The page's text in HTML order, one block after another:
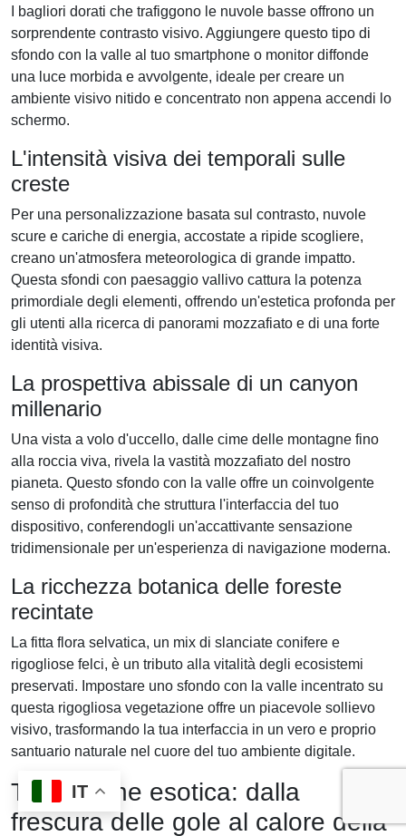
I bagliori dorati che trafiggono le nuvole basse offrono un
sorprendente contrasto visivo. Aggiungere questo tipo di
sfondo con la valle al tuo smartphone o monitor diffonde
una luce morbida e avvolgente, ideale per creare un
ambiente visivo nitido e concentrato non appena accendi lo
schermo.
L'intensità visiva dei temporali sulle
creste
Per una personalizzazione basata sul contrasto, nuvole
scure e cariche di energia, accostate a ripide scogliere,
creano un'atmosfera meteorologica di grande impatto.
Questa sfondi con paesaggio vallivo cattura la potenza
primordiale degli elementi, offrendo un'estetica profonda per
gli utenti alla ricerca di panorami mozzafiato e di una forte
identità visiva.
La prospettiva abissale di un canyon
millenario
Una vista a volo d'uccello, dalle cime delle montagne fino
alla roccia viva, rivela la vastità mozzafiato del nostro
pianeta. Questo sfondo con la valle offre un coinvolgente
senso di profondità che struttura l'interfaccia del tuo
dispositivo, conferendogli un'accattivante sensazione
tridimensionale per un'esperienza di navigazione moderna.
La ricchezza botanica delle foreste
recintate
La fitta flora selvatica, un mix di slanciate conifere e
rigogliose felci, è un tributo alla vitalità degli ecosistemi
preservati. Impostare uno sfondo con la valle incentrato su
questa rigogliosa vegetazione offre un piacevole sollievo
visivo, trasformando la tua interfaccia in un vero e proprio
santuario naturale nel cuore del tuo ambiente digitale.
Transizione esotica: dalla
frescura delle gole al calore della
IT